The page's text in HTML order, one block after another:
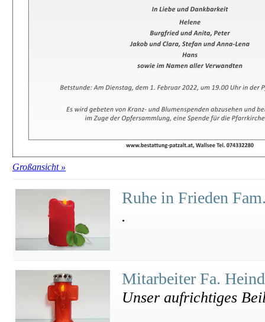
Großansicht »
Ruhe in Frieden
.
Mitarbeiter Fa.
Unser aufrichtiges